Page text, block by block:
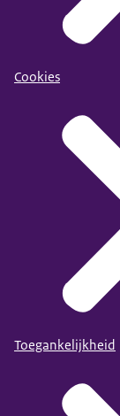
Cookies
Toegankelijkheid